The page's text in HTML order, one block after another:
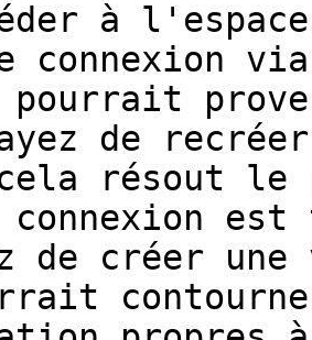
à
connexion
pourrait
de
résout le
est
de créer une